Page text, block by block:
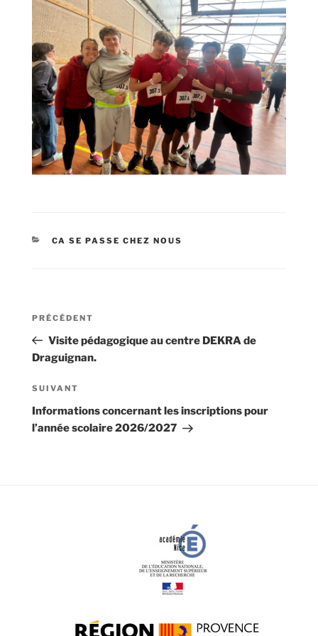
CATÉGORIES
CA SE PASSE CHEZ NOUS
Navigation
l’article
Article
précédent
PRÉCÉDENT
Visite pédagogique au centre DEKRA de
Draguignan.
Article
suivant
SUIVANT
Informations concernant les inscriptions pour
l’année scolaire 2026/2027